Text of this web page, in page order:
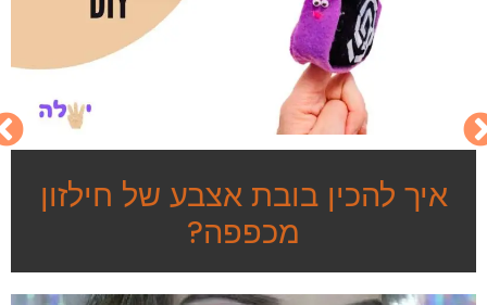
איך להכין בובת אצבע של חילזון
מכפפה?